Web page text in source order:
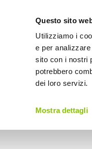
Questo sito
Utilizziamo i
e per
sito con i nostri
potrebbero
dei loro servizi.
Mostra dettagli
BICI